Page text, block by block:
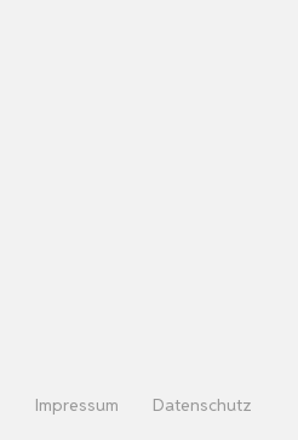
Impressum Datenschutz